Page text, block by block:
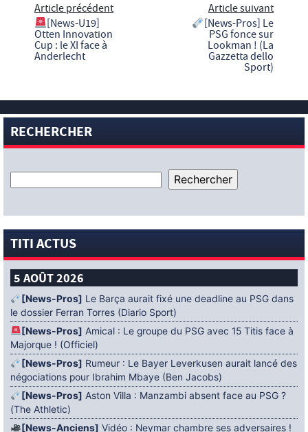
Article précédent
[News-U19]
Otten Innovation
Cup : le XI face à
Anderlecht
Article suivant
[News-Pros] Le
PSG fonce sur
Lookman ! (La
Gazzetta dello
Sport)
RECHERCHER
TITI ACTUS
5 AOÛT 2026
[News-Pros] Le Barça aurait fixé une deadline au PSG dans
le dossier Ferran Torres (Diario Sport)
[News-Pros] Amical : Le groupe du PSG avec 15 Titis face à
Majorque ! (Officiel)
[News-Pros] Rumeur : Le Bayer Leverkusen aurait lancé des
négociations pour Ibrahim Mbaye (Ben Jacobs)
[News-Pros] Aston Villa : Manzambi absent face au PSG ?
(The Athletic)
[News-Anciens] Vidéo : Neymar chambre ses adversaires !